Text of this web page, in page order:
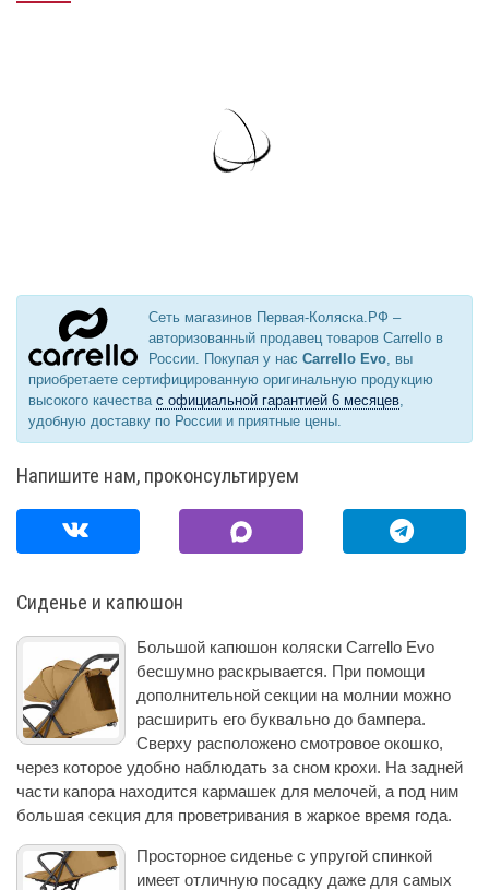
Сеть магазинов Первая-Коляска.РФ –
авторизованный продавец товаров Carrello в
России. Покупая у нас Carrello Evo , вы
приобретаете сертифицированную оригинальную продукцию
высокого качества с официальной гарантией 6 месяцев
удобную доставку по России и приятные цены.
Напишите нам, проконсультируем
Сиденье и капюшон
Большой капюшон коляски Carrello Evo
бесшумно раскрывается. При помощи
дополнительной секции на молнии можно
расширить его буквально до бампера.
Сверху расположено смотровое окошко,
через которое удобно наблюдать за сном крохи. На задней
части капора находится кармашек для мелочей, а под ним
большая секция для проветривания в жаркое время года.
Просторное сиденье с упругой спинкой
имеет отличную посадку даже для самых